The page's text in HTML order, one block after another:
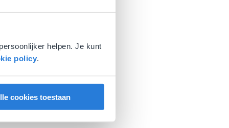
helpen. Je kunt
policy.
cookies toestaan